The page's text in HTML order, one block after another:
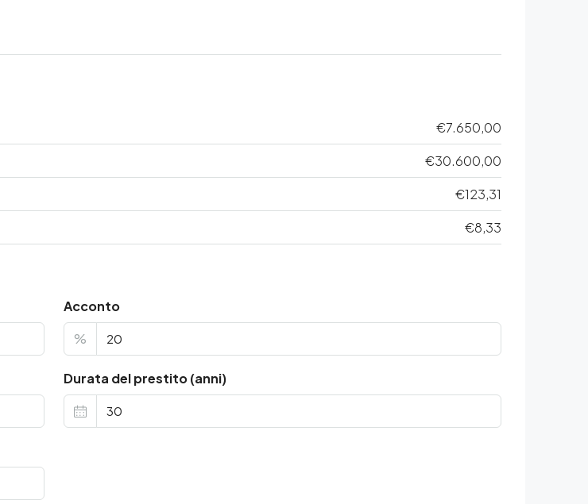
€7.650,00
€30.600,00
€123,31
€8,33
Acconto
%
Durata del prestito (anni)